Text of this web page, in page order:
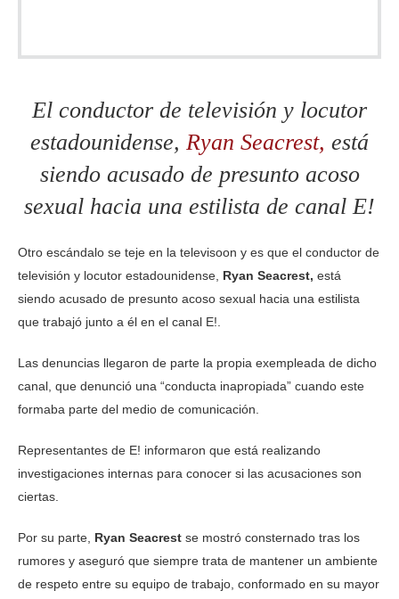
El conductor de televisión y locutor
estadounidense, Ryan Seacrest, está
siendo acusado de presunto acoso
sexual hacia una estilista de canal E!
Otro escándalo se teje en la televisoon y es que el conductor de
televisión y locutor estadounidense, Ryan Seacrest, está
siendo acusado de presunto acoso sexual hacia una estilista
que trabajó junto a él en el canal E!.
Las denuncias llegaron de parte la propia exempleada de dicho
canal, que denunció una “conducta inapropiada” cuando este
formaba parte del medio de comunicación.
Representantes de E! informaron que está realizando
investigaciones internas para conocer si las acusaciones son
ciertas.
Por su parte, Ryan Seacrest se mostró consternado tras los
rumores y aseguró que siempre trata de mantener un ambiente
de respeto entre su equipo de trabajo, conformado en su mayor